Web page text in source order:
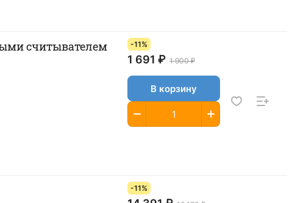
считывателем
-11%
1 691 ₽ 1 900 ₽
В корзину
-11%